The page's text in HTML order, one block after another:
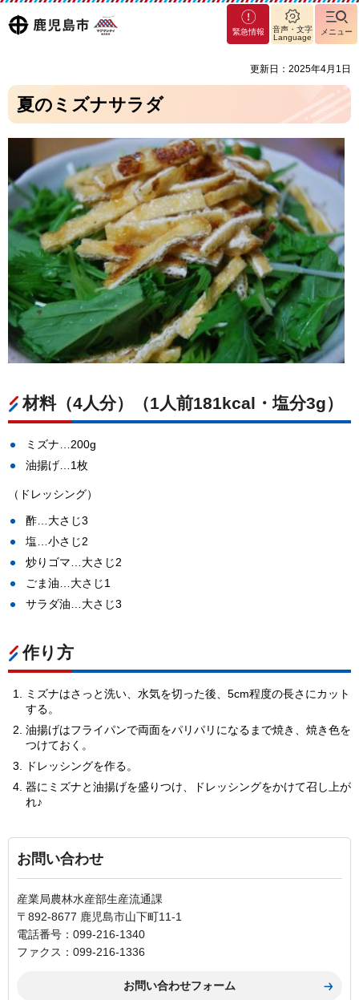
鹿児島
マグ
マシ
緊急情報
音声・文字
Language
メニュー
更新日：2025年4月1日
夏のミズナサラダ
材料（4人分）（1人前181kcal・塩分3g）
ミズナ…200g
油揚げ…1枚
（ドレッシング）
酢…大さじ3
塩…小さじ2
炒りゴマ…大さじ2
ごま油…大さじ1
サラダ油…大さじ3
作り方
ミズナはさっと洗い、水気を切った後、5cm程度の長さにカット
する。
油揚げはフライパンで両面をパリパリになるまで焼き、焼き色を
つけておく。
ドレッシングを作る。
器にミズナと油揚げを盛りつけ、ドレッシングをかけて召し上が
れ♪
お問い合わせ
産業局農林水産部生産流通課
〒892-8677 鹿児島市山下町11-1
電話番号：099-216-1340
ファクス：099-216-1336